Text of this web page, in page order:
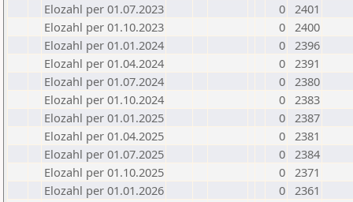
Elozahl per 01.07.2023
0 2401
Elozahl per 01.10.2023
0 2400
Elozahl per 01.01.2024
0 2396
Elozahl per 01.04.2024
0 2391
Elozahl per 01.07.2024
0 2380
Elozahl per 01.10.2024
0 2383
Elozahl per 01.01.2025
0 2387
Elozahl per 01.04.2025
0 2381
Elozahl per 01.07.2025
0 2384
Elozahl per 01.10.2025
0 2371
Elozahl per 01.01.2026
0 2361